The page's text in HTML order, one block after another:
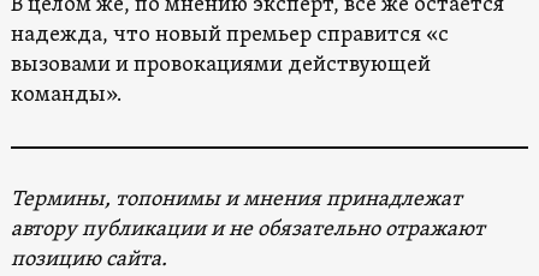
надежда, что новый премьер справится «с
вызовами и провокациями действующей
команды».
Термины, топонимы и мнения принадлежат
автору публикации и не обязательно отражают
позицию сайта.